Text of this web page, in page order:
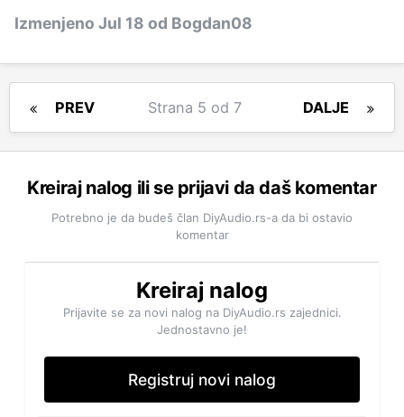
Izmenjeno Jul 18 od Bogdan08
PREV DALJE
Strana 5 od 7
Kreiraj nalog ili se prijavi da daš komentar
Potrebno je da budeš član DiyAudio.rs-a da bi ostavio
komentar
Kreiraj nalog
Prijavite se za novi nalog na DiyAudio.rs zajednici.
Jednostavno je!
Registruj novi nalog